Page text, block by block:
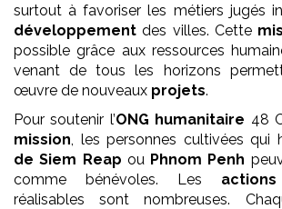
surtout à favoriser les métiers jugés
développement des villes. Cette
possible grâce aux ressources
venant de tous les horizons
œuvre de nouveaux projets.
Pour soutenir l’ONG humanitaire 48
mission , les personnes cultivées qui
de Siem Reap ou Phnom Penh
comme bénévoles. Les
réalisables sont nombreuses.